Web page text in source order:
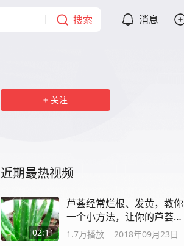
搜索 消息
关注
近期最热视频
02:11
芦荟经常烂根、发黄，教你
一个小方法，让你的芦荟健
康生长！
1.7万播放 2018年09月23日